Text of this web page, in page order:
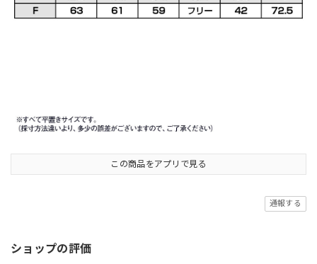
この商品をアプリで見る
通報する
ショップの評価